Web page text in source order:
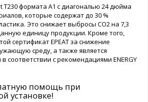
T230 формата A1 с диагональю 24 дюйма
которые содержат до 30 %
Это снижает выбросы CO2 на 7,3
единицу продукции. Кроме того,
сертификат EPEAT за снижение
среду, а также является
соответствии с рекомендациями ENERGY
помощь при
установке!